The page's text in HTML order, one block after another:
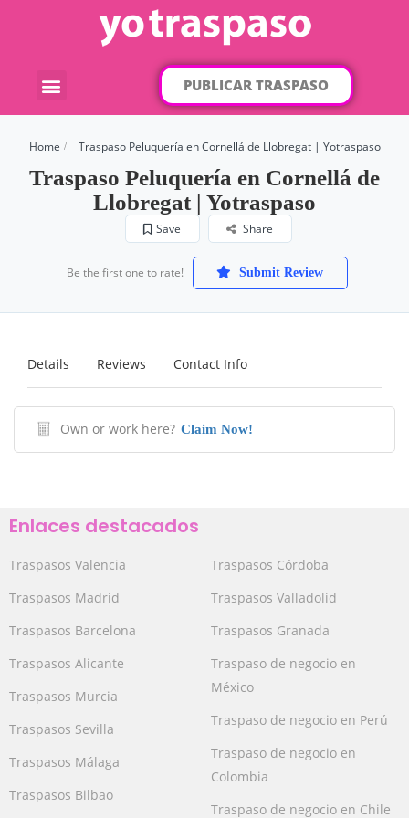
PUBLICAR TRASPASO
Home Traspaso Peluquería en Cornellá de Llobregat | Yotraspaso
Traspaso Peluquería en Cornellá de
Llobregat | Yotraspaso
Save Share
Be the first one to rate! Submit Review
Details Reviews Contact Info
Own or work here? Claim Now!
Enlaces destacados
Traspasos Valencia
Traspasos Madrid
Traspasos Barcelona
Traspasos Alicante
Traspasos Murcia
Traspasos Sevilla
Traspasos Málaga
Traspasos Bilbao
Traspasos Córdoba
Traspasos Valladolid
Traspasos Granada
Traspaso de negocio en
México
Traspaso de negocio en Perú
Traspaso de negocio en
Colombia
Traspaso de negocio en Chile